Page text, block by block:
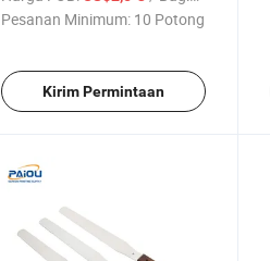
Pesanan Minimum: 10 Potong
Kirim Permintaan